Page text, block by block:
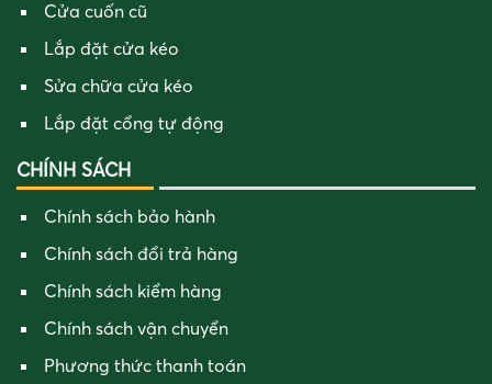
Cửa cuốn cũ
Lắp đặt cửa kéo
Sửa chữa cửa kéo
Lắp đặt cổng tự động
CHÍNH SÁCH
Chính sách bảo hành
Chính sách đổi trả hàng
Chính sách kiểm hàng
Chính sách vận chuyển
Phương thức thanh toán